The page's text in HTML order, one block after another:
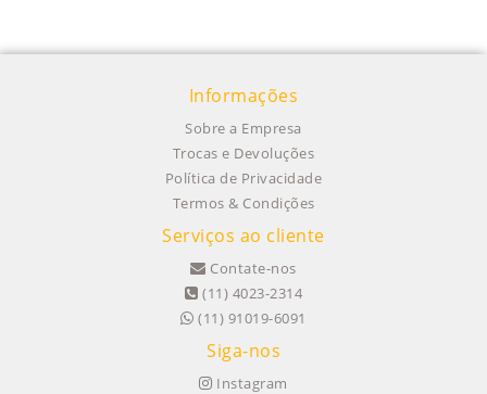
Informações
Sobre a Empresa
Trocas e Devoluções
Política de Privacidade
Termos & Condições
Serviços ao cliente
Contate-nos
(11) 4023-2314
(11) 91019-6091
Siga-nos
Instagram